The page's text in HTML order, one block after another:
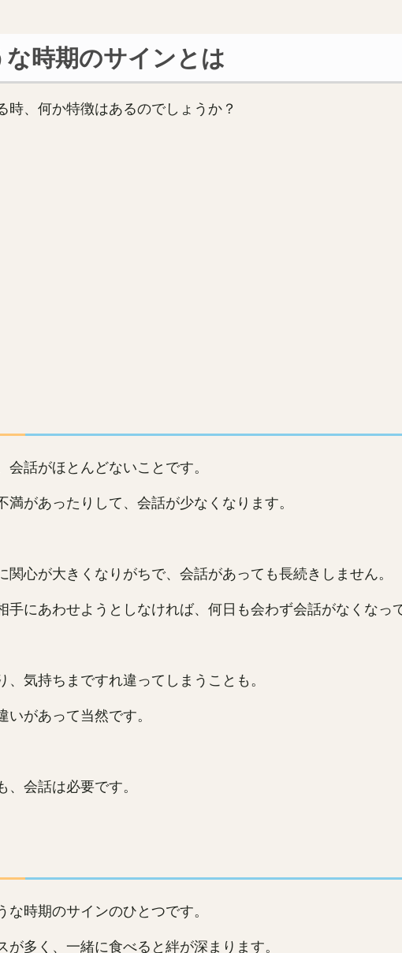
時期のサインとは
、何か特徴はあるのでしょうか？
話がほとんどないことです。
があったりして、会話が少なくなります。
心が大きくなりがちで、会話があっても長続きしません。
にあわせようとしなければ、何日も会わず会話がなくなっ
気持ちまですれ違ってしまうことも。
があって当然です。
会話は必要です。
時期のサインのひとつです。
多く、一緒に食べると絆が深まります。